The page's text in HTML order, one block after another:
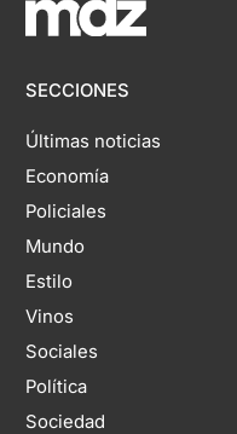
SECCIONES
Últimas noticias
Economía
Policiales
Mundo
Estilo
Vinos
Sociales
Política
Sociedad